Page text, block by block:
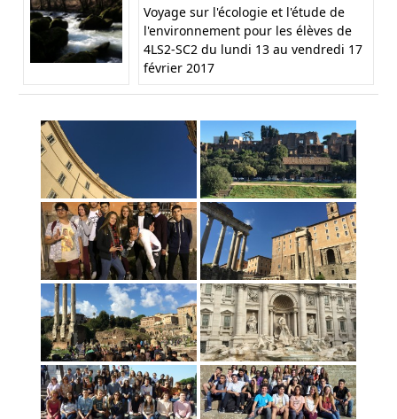
Voyage sur l'écologie et l'étude de
l'environnement pour les élèves de
4LS2-SC2 du lundi 13 au vendredi 17
février 2017